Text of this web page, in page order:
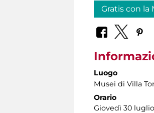
Gratis con la
Luogo
Musei di Villa
Orario
Giovedì 30